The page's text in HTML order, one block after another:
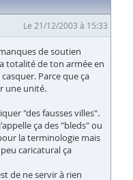
Le 21/12/2003 à 15:33
de soutien
totalité de ton armée en
Parce que ça
une unité.
"des fausses villes".
ça des "bleds" ou
la terminologie mais
caricatural ça
de ne servir à rien